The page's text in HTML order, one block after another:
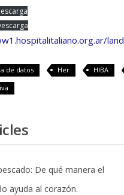
de datos Her HIBA
De qué manera el
ayuda al corazón.